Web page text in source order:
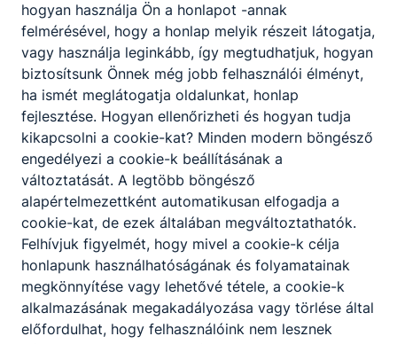
TANULÓI ÜGYINTÉZÉS
.
2026. júl. 6.
hogyan használja Ön a honlapot -annak
felmérésével, hogy a honlap melyik részeit látogatja,
vagy használja leginkább, így megtudhatjuk, hogyan
biztosítsunk Önnek még jobb felhasználói élményt,
ha ismét meglátogatja oldalunkat, honlap
fejlesztése. Hogyan ellenőrizheti és hogyan tudja
kikapcsolni a cookie-kat? Minden modern böngésző
engedélyezi a cookie-k beállításának a
változtatását. A legtöbb böngésző
alapértelmezettként automatikusan elfogadja a
cookie-kat, de ezek általában megváltoztathatók.
Felhívjuk figyelmét, hogy mivel a cookie-k célja
honlapunk használhatóságának és folyamatainak
megkönnyítése vagy lehetővé tétele, a cookie-k
alkalmazásának megakadályozása vagy törlése által
előfordulhat, hogy felhasználóink nem lesznek